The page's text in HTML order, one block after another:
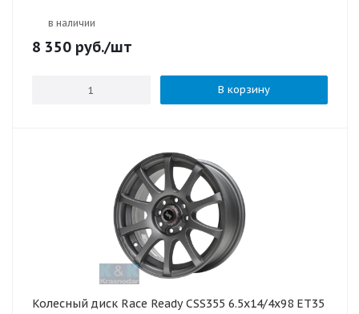
в наличии
8 350 руб./шт
В корзину
Колесный диск Race Ready CSS355 6.5x14/4x98 ET35